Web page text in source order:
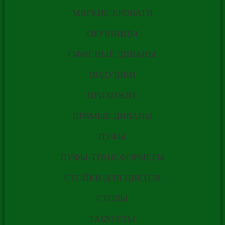
МЯГКИЕ КРОВАТИ
ОБУВНИЦЫ
ОФИСНЫЕ ДИВАНЫ
ПОДУШКИ
ПРИХОЖИЕ
ПРЯМЫЕ ДИВАНЫ
ПУФЫ
ПУФЫ-ТРАНСФОРМЕРЫ
СТОЙКИ ДЛЯ ЦВЕТОВ
СТОЛЫ
ТАБУРЕТЫ
ЗАКАЗУ ПО ЦЕНЕ
ГОТОВЫХ
ИЗДЕЛИЙ.
РАССЧИТАТЬ
ПО САМОЙ НИЗКОЙ ЦЕНЕ